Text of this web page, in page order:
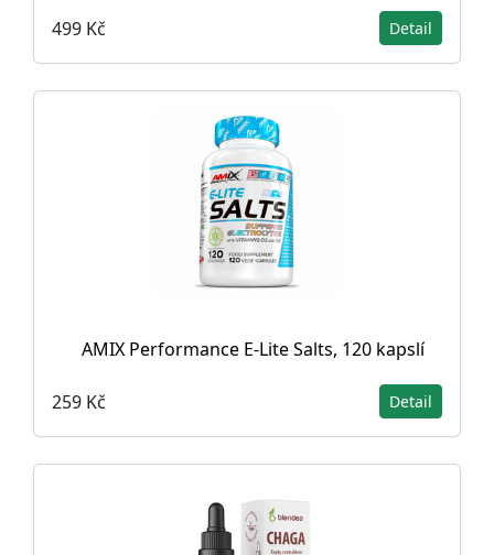
499 Kč Detail
AMIX Performance E-Lite Salts, 120 kapslí
259 Kč Detail